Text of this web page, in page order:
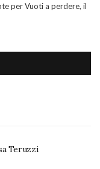
per Vuoti a perdere, il
Teruzzi